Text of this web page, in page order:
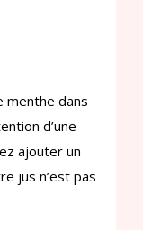
menthe dans
d’une
ajouter un
jus n’est pas